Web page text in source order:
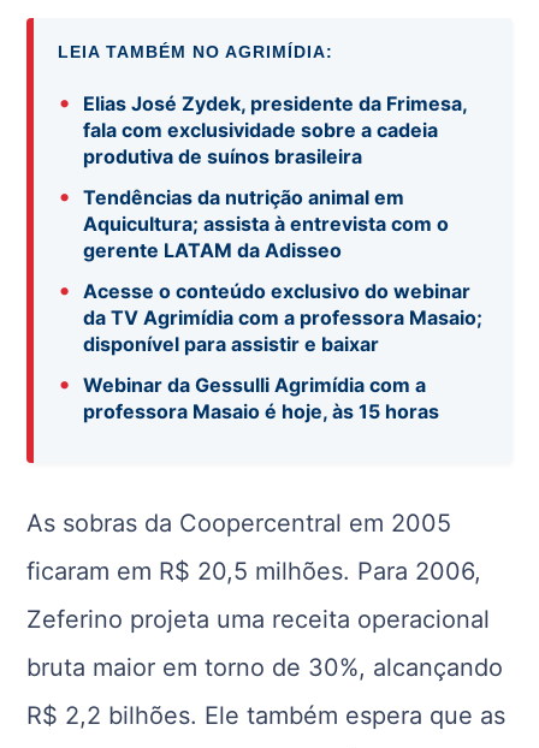
LEIA TAMBÉM NO AGRIMÍDIA:
•
Elias José Zydek, presidente da Frimesa,
fala com exclusividade sobre a cadeia
produtiva de suínos brasileira
•
Tendências da nutrição animal em
Aquicultura; assista à entrevista com o
gerente LATAM da Adisseo
•
Acesse o conteúdo exclusivo do webinar
da TV Agrimídia com a professora Masaio;
disponível para assistir e baixar
•
Webinar da Gessulli Agrimídia com a
professora Masaio é hoje, às 15 horas
As sobras da Coopercentral em 2005
ficaram em R$ 20,5 milhões. Para 2006,
Zeferino projeta uma receita operacional
bruta maior em torno de 30%, alcançando
R$ 2,2 bilhões. Ele também espera que as